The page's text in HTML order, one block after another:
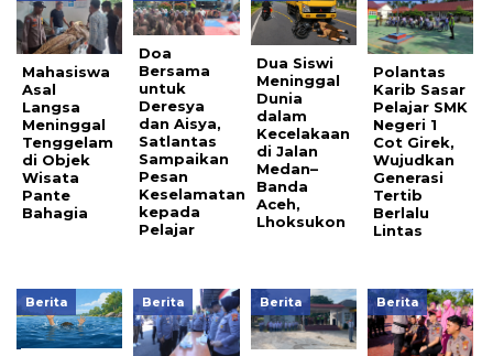
Mahasiswa
Asal
Langsa
Meninggal
Tenggelam
di Objek
Wisata
Pante
Bahagia
Doa
Bersama
untuk
Deresya
dan Aisya,
Satlantas
Sampaikan
Pesan
Keselamatan
kepada
Pelajar
Dua Siswi
Meninggal
Dunia
dalam
Kecelakaan
di Jalan
Medan–
Banda
Aceh,
Lhoksukon
Polantas
Karib Sasar
Pelajar SMK
Negeri 1
Cot Girek,
Wujudkan
Generasi
Tertib
Berlalu
Lintas
Berita Berita Berita Berita